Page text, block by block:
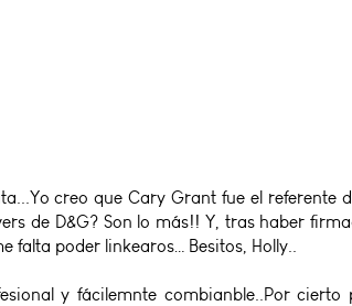
creo que Cary Grant fue el referente
de D&G? Son lo más!! Y, tras haber
falta poder linkearos… Besitos, Holly..
y fácilemnte combianble..Por